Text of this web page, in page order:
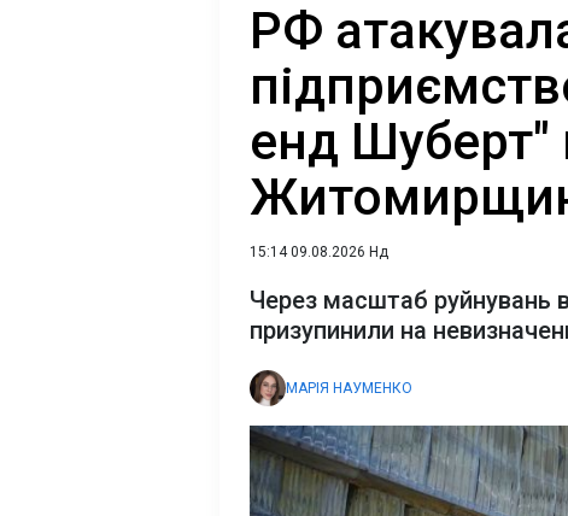
РФ
енд Шуберт"
15:14 09.08.2026 Нд
Через масштаб руйнувань
призупинили на
МАРІЯ НАУМЕНКО